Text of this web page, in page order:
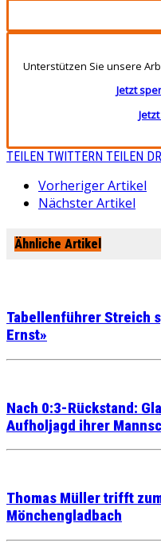
Unterstützen Sie unsere
Jetzt
TEILEN TWITTERN TEILEN
Vorheriger Artikel
Nächster Artikel
Ähnliche Artikel
Tabellenführer Streich
Ernst»
Nach 0:3-Rückstand:
Aufholjagd ihrer
Thomas Müller trifft
Mönchengladbach